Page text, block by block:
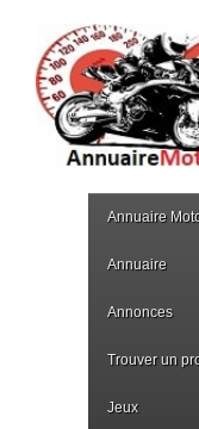
Annuaire
Annuaire
Annonces
Trouver un
Jeux